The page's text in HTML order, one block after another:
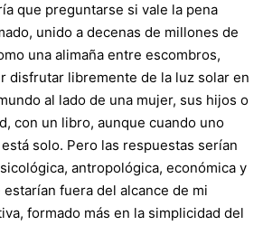
preguntarse si vale la pena
unido a decenas de millones de
una alimaña entre escombros,
disfrutar libremente de la luz solar en
al lado de una mujer, sus hijos o
con un libro, aunque cuando uno
solo. Pero las respuestas serían
antropológica, económica y
fuera del alcance de mi
formado más en la simplicidad del